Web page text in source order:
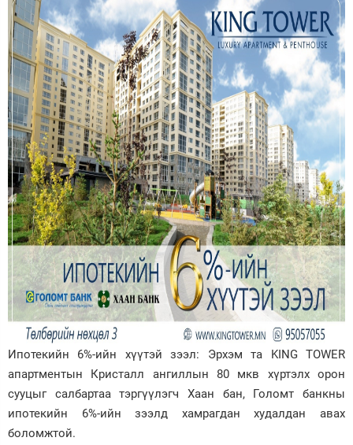
Ипотекийн 6%-ийн хүүтэй зээл: Эрхэм та KING TOWER
апартментын Кристалл ангиллын 80 мкв хүртэлх орон
сууцыг салбартаа тэргүүлэгч Хаан бан, Голомт банкны
ипотекийн 6%-ийн зээлд хамрагдан худалдан авах
боломжтой.